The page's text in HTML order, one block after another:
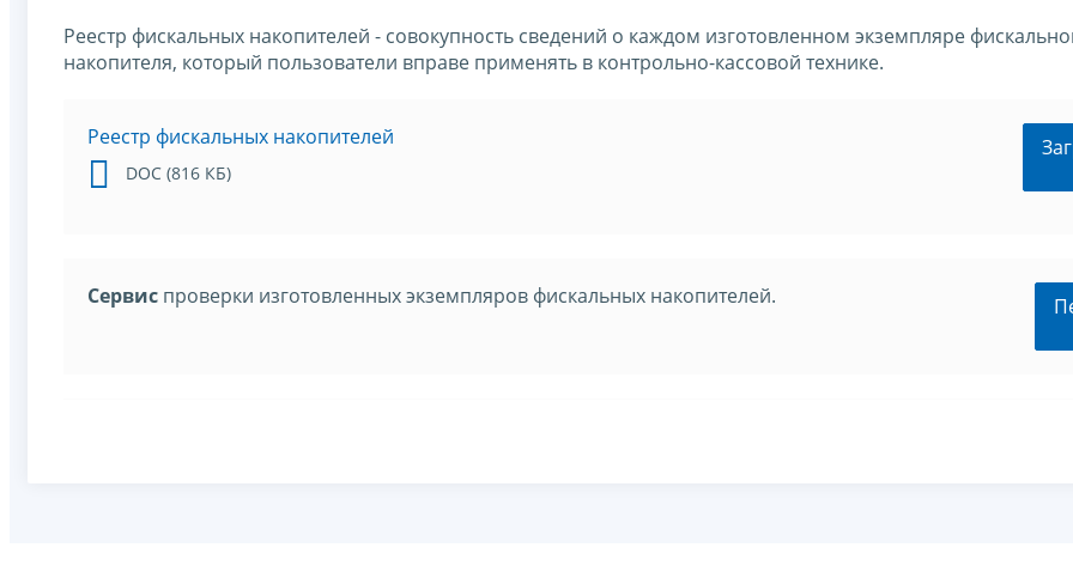
Реестр фискальных накопителей - совокупность сведений о каждом изготовленном экземпляре
накопителя, который пользователи вправе применять в контрольно-кассовой технике.
Реестр фискальных накопителей
DOC (816 КБ)
Сервис проверки изготовленных экземпляров фискальных накопителей.